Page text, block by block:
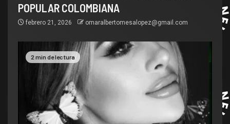
POPULAR COLOMBIANA
febrero 21, 2026 omaralbertomesalopez@gmail.com
2 min de lectura